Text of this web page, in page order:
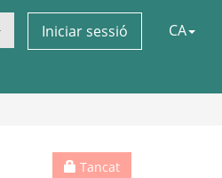
Iniciar sessió CA
Tancat